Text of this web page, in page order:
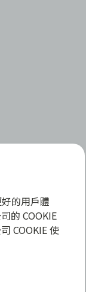
務，也未與代辦
體信用卡，請提
安心。總費用年
作商家提供之商
Finance
的用戶體
的 COOKIE
COOKIE 使